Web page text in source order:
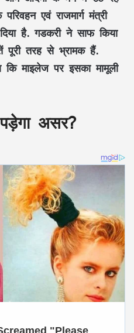
एवं राजमार्ग मंत्री
है. गडकरी ने साफ किया
पूरी तरह से भ्रामक हैं.
कि माइलेज पर इसका मामूली
असर?